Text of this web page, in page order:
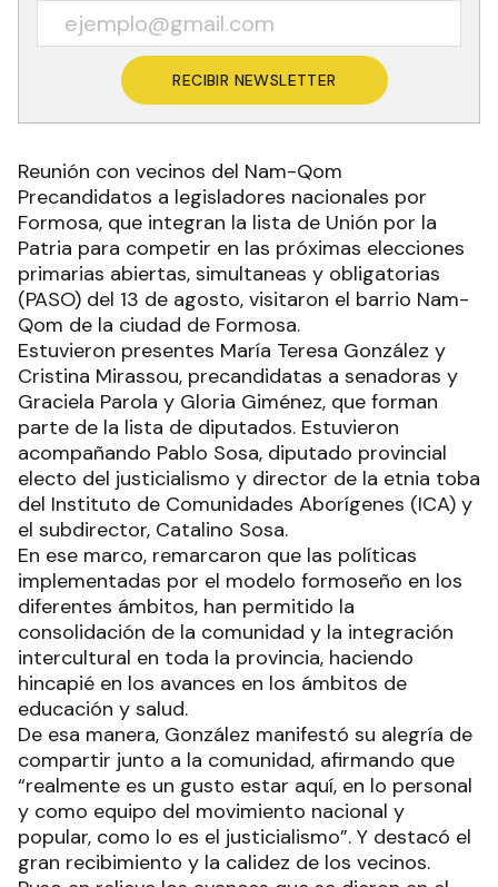
RECIBIR NEWSLETTER
Reunión con vecinos del Nam-Qom
Precandidatos a legisladores nacionales por
Formosa, que integran la lista de Unión por la
Patria para competir en las próximas elecciones
primarias abiertas, simultaneas y obligatorias
(PASO) del 13 de agosto, visitaron el barrio Nam-
Qom de la ciudad de Formosa.
Estuvieron presentes María Teresa González y
Cristina Mirassou, precandidatas a senadoras y
Graciela Parola y Gloria Giménez, que forman
parte de la lista de diputados. Estuvieron
acompañando Pablo Sosa, diputado provincial
electo del justicialismo y director de la etnia toba
del Instituto de Comunidades Aborígenes (ICA) y
el subdirector, Catalino Sosa.
En ese marco, remarcaron que las políticas
implementadas por el modelo formoseño en los
diferentes ámbitos, han permitido la
consolidación de la comunidad y la integración
intercultural en toda la provincia, haciendo
hincapié en los avances en los ámbitos de
educación y salud.
De esa manera, González manifestó su alegría de
compartir junto a la comunidad, afirmando que
“realmente es un gusto estar aquí, en lo personal
y como equipo del movimiento nacional y
popular, como lo es el justicialismo”. Y destacó el
gran recibimiento y la calidez de los vecinos.